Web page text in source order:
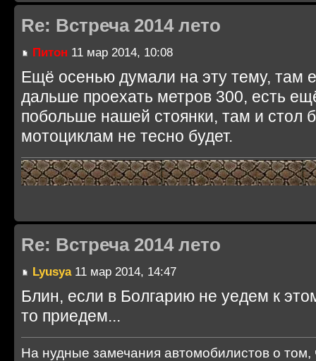
Re: Встреча 2014 лето
Питон 11 мар 2014, 10:08
Ещё осенью думали на эту тему, там
дальше проехать метров 300, есть
побольше нашей стоянки, там и стол
мотоциклам не тесно будет.
Re: Встреча 2014 лето
Lyusya11 мар 2014, 14:47
Блин, если в Болгарию не уедем к
то приедем...
На нудные замечания автомобилистов о